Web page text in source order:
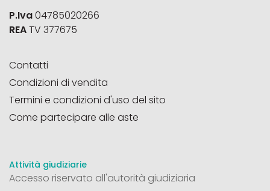
P.Iva04785020266
REATV 377675
Contatti
Condizioni di vendita
Termini e condizioni d'uso del sito
Come partecipare alle aste
Attività giudiziarie
Accesso riservato all'autorità giudiziaria